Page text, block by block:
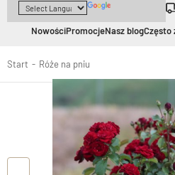
NowościPromocjeNasz blogCzęsto
Start Róże na pniu